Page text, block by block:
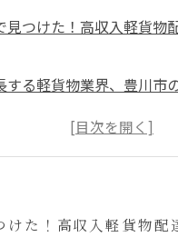
見つけた！高収入軽貨物
する軽貨物業界、豊川市
求人が増加中！軽貨物配
けた！高収入軽貨物配